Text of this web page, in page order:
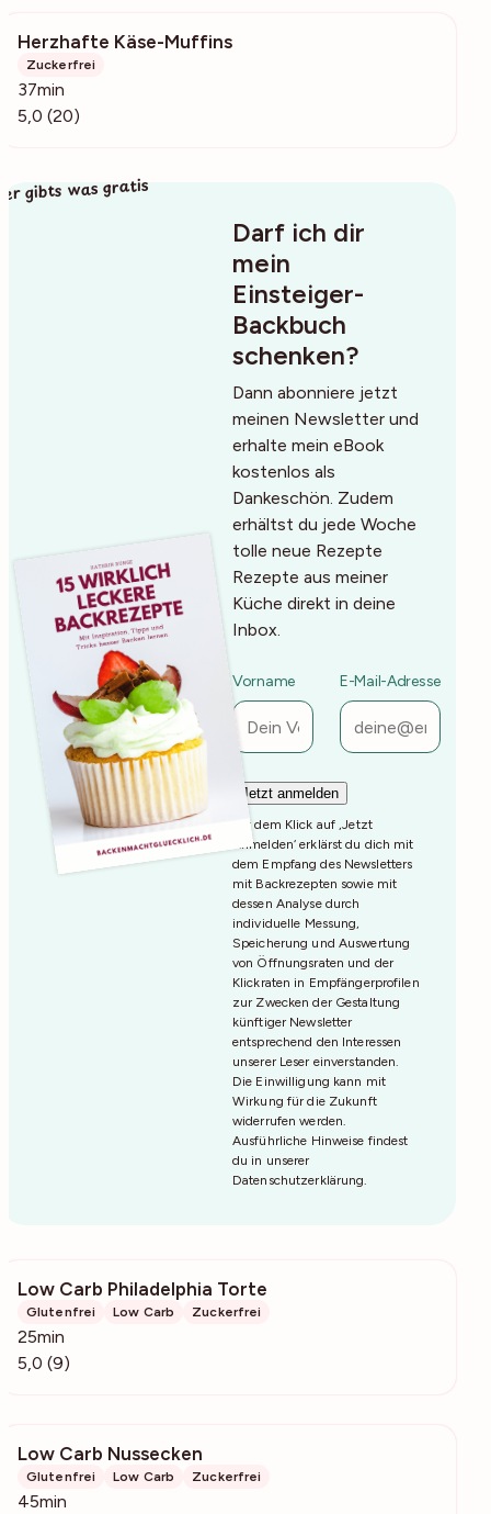
Herzhafte Käse-Muffins
Zuckerfrei
37min
5,0 (20)
Darf ich dir
mein
Einsteiger-
Backbuch
schenken?
Dann abonniere jetzt
meinen Newsletter und
erhalte mein eBook
kostenlos als
Dankeschön. Zudem
erhältst du jede Woche
tolle neue Rezepte
Rezepte aus meiner
Küche direkt in deine
Inbox.
Vorname E-Mail-Adresse
Mit dem Klick auf ‚Jetzt
Anmelden‘ erklärst du dich mit
dem Empfang des Newsletters
mit Backrezepten sowie mit
dessen Analyse durch
individuelle Messung,
Speicherung und Auswertung
von Öffnungsraten und der
Klickraten in Empfängerprofilen
zur Zwecken der Gestaltung
künftiger Newsletter
entsprechend den Interessen
unserer Leser einverstanden.
Die Einwilligung kann mit
Wirkung für die Zukunft
widerrufen werden.
Ausführliche Hinweise findest
du in unserer
Datenschutzerklärung.
gibts was gratis
Low Carb Philadelphia Torte
Glutenfrei Low Carb Zuckerfrei
25min
5,0 (9)
Low Carb Nussecken
Glutenfrei Low Carb Zuckerfrei
45min